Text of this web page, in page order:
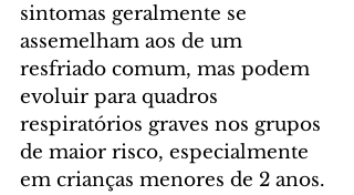
sintomas geralmente se
assemelham aos de um
resfriado comum, mas podem
evoluir para quadros
respiratórios graves nos grupos
de maior risco, especialmente
em crianças menores de 2 anos.